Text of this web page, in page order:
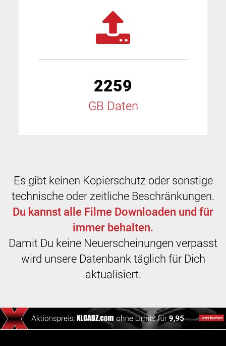
2259
GB Daten
Es gibt keinen Kopierschutz oder sonstige
technische oder zeitliche Beschränkungen.
Du kannst alle Filme Downloaden und für
immer behalten.
Damit Du keine Neuerscheinungen verpasst
wird unsere Datenbank täglich für Dich
aktualisiert.